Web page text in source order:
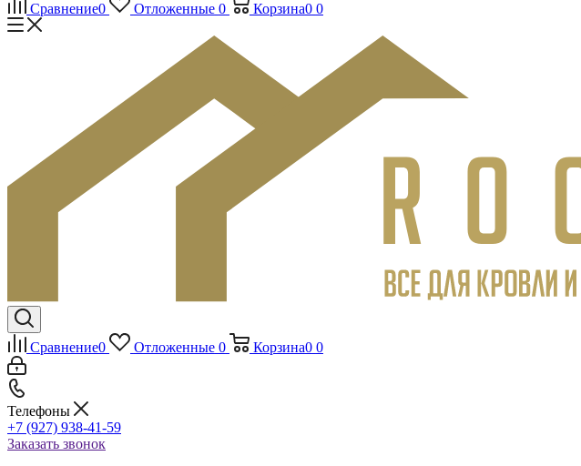
Сравнение0 Отложенные 0 Корзина0 0
Сравнение0 Отложенные 0 Корзина0 0
Телефоны
+7 (927) 938-41-59
Заказать звонок